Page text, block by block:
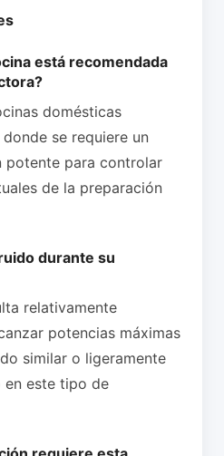
está recomendada
domésticas
se requiere un
potente para controlar
de la preparación
durante su
relativamente
potencias máximas
similar o ligeramente
en este tipo de